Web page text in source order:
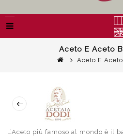
Aceto E Aceto
Aceto E
L’Aceto più famoso al mondo è il